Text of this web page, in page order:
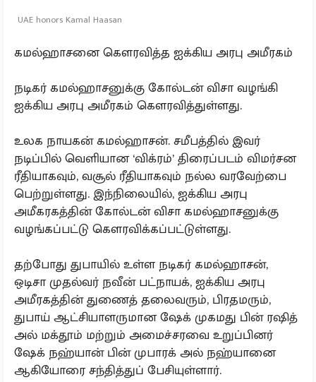
UAE honors Kamal Haasan
கமல்ஹாசனை கௌரவித்த ஐக்கிய அரபு அமீரகம்
நடிகர் கமல்ஹாசனுக்கு கோல்டன் விசா வழங்கி
ஐக்கிய அரபு அமீரகம் கௌரவித்துள்ளது.
உலக நாயகன் கமல்ஹாசன். சமீபத்தில் இவர்
நடிப்பில் வெளியான ‘விக்ரம்’ திரைப்படம் விமர்சன
ரீதியாகவும், வசூல் ரீதியாகவும் நல்ல வரவேற்பை
பெற்றுள்ளது. இந்நிலையில், ஐக்கிய அரபு
அமீகரகத்தின் கோல்டன் விசா கமல்ஹாசனுக்கு
வழங்கப்பட்டு கௌரவிக்கப்பட்டுள்ளது.
தற்போது துபாயில் உள்ள நடிகர் கமல்ஹாசன்,
ஒடிசா முதல்வர் நவீன் பட்நாயக், ஐக்கிய அரபு
அமீரகத்தின் துணைத் தலைவரும், பிரதமரும்,
துபாய் ஆட்சியாளருமான ஷேக் முகமது பின் ரஷித்
அல் மக்தூம் மற்றும் அமைச்சரவை உறுப்பினர்
ஷேக் நஹ்யான் பின் முபாரக் அல் நஹ்யானை
ஆகியோரை சந்தித்துப் பேசியுள்ளார்.